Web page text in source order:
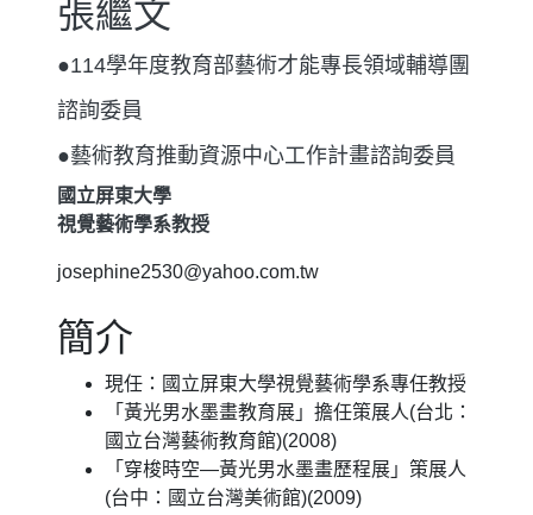
張繼文
●114學年度教育部藝術才能專長領域輔導團
諮詢委員
●藝術教育推動資源中心工作計畫諮詢委員
國立屏東大學
視覺藝術學系教授
josephine2530@yahoo.com.tw
簡介
現任：國立屏東大學視覺藝術學系專任教授
「黃光男水墨畫教育展」擔任策展人(台北：
國立台灣藝術教育館)(2008)
「穿梭時空—黃光男水墨畫歷程展」策展人
(台中：國立台灣美術館)(2009)